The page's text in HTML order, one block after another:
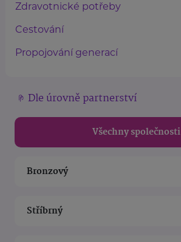
Zdravotnické potřeby
Cestování
Propojování generací
Dle úrovně partnerství
Všechny společnosti
Bronzový
Stříbrný